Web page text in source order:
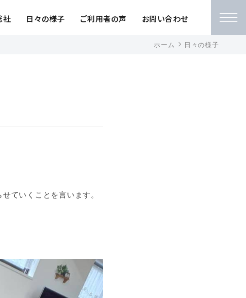
社 日々の様子 ご利用者の声 お問い合わせ
ホーム 日々の様子
ていくことを言います。